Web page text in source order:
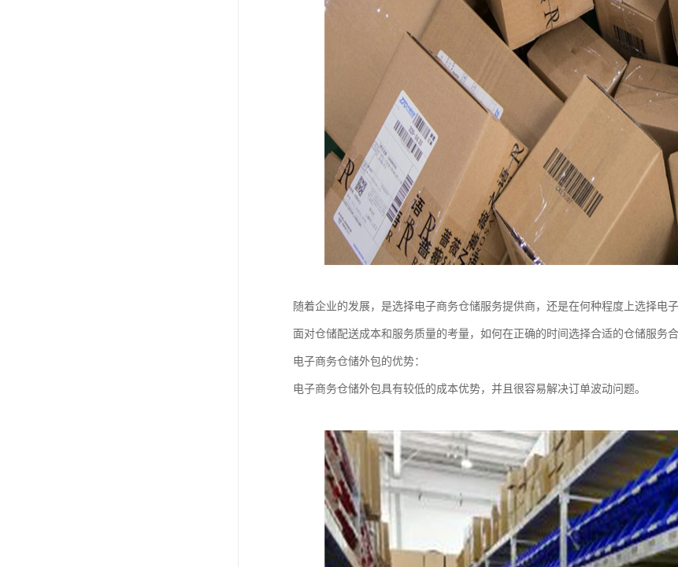
随着企业的发展，是选择电子商务仓储服务提供商，还是在何种程度上选择电
面对仓储配送成本和服务质量的考量，如何在正确的时间选择合适的仓储服务
电子商务仓储外包的优势：
电子商务仓储外包具有较低的成本优势，并且很容易解决订单波动问题。